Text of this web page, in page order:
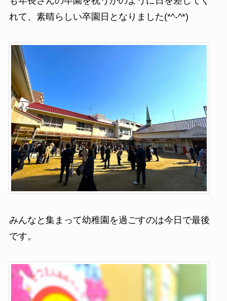
れて、素晴らしい卒園日となりました(*^-^*)
みんなと集まって幼稚園を過ごすのは今日で最後
です。